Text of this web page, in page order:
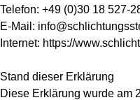
Telefon: +49 (0)30 18 527-
E-Mail:
Internet: https://
Stand dieser Erklärung
Diese Erklärung wurde am